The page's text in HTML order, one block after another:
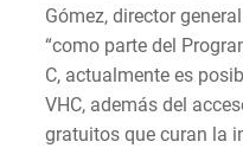
Gómez, director
“como parte del
C, actualmente es
VHC, además del
gratuitos que curan la